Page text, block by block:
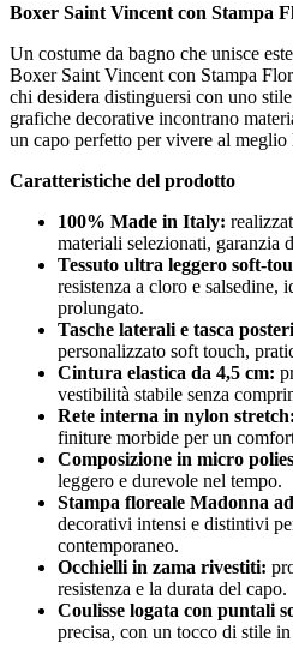
Boxer Saint Vincent con Stampa
Un costume da bagno che unisce
Boxer Saint Vincent con Stampa
chi desidera distinguersi con uno
grafiche decorative incontrano
un capo perfetto per vivere al
Caratteristiche del prodotto
100% Made in Italy:
materiali selezionati, garanzia
Tessuto ultra leggero soft-
resistenza a cloro e salsedine,
prolungato.
Tasche laterali e tasca
personalizzato soft touch,
Cintura elastica da 4,5 cm:
vestibilità stabile senza
Rete interna in nylon stretch:
finiture morbide per un
Composizione in micro
leggero e durevole nel tempo.
Stampa floreale Madonna
decorativi intensi e distintivi
contemporaneo.
Occhielli in zama rivestiti:
resistenza e la durata del capo.
Coulisse logata con puntali
precisa, con un tocco di stile